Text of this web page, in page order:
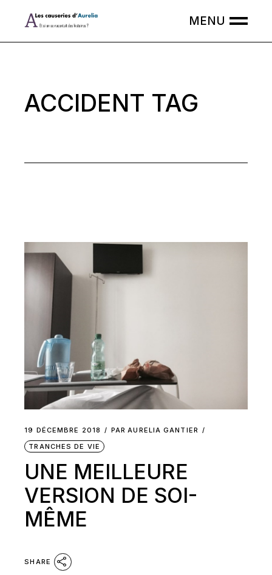
ACCIDENT TAG
19 DÉCEMBRE 2018 PAR AURELIA GANTIER
TRANCHES DE VIE
UNE MEILLEURE
VERSION DE SOI-
MÊME
SHARE